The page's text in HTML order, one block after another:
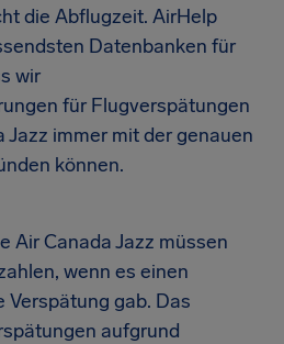
die Abflugzeit. AirHelp
Datenbanken für
wir
für Flugverspätungen
Jazz immer mit der genauen
können.
Air Canada Jazz müssen
wenn es einen
Verspätung gab. Das
aufgrund